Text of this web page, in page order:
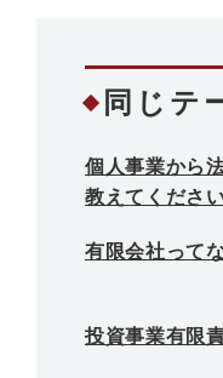
同じテ
個人事業から
教えてください
有限会社って
投資事業有限